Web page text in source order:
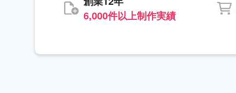
6,000件以上制作実績